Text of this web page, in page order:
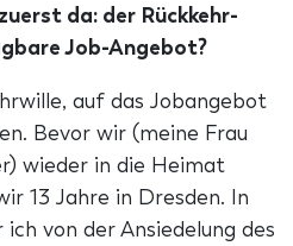
da: der Rückkehr-
Job-Angebot?
auf das Jobangebot
Bevor wir (meine Frau
wieder in die Heimat
13 Jahre in Dresden. In
von der Ansiedelung des